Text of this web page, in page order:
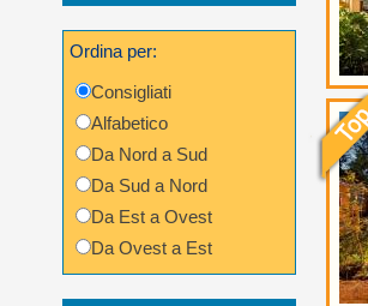
Ordina per:
Consigliati
Alfabetico
Da Nord a Sud
Da Sud a Nord
Da Est a Ovest
Da Ovest a Est